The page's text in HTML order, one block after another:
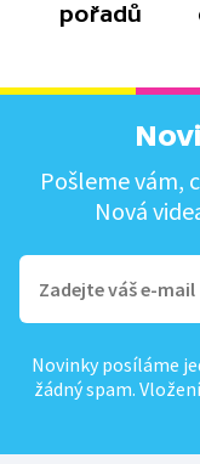
pořadů
Pošleme vám,
Nová
Novinky posíláme
žádný spam.